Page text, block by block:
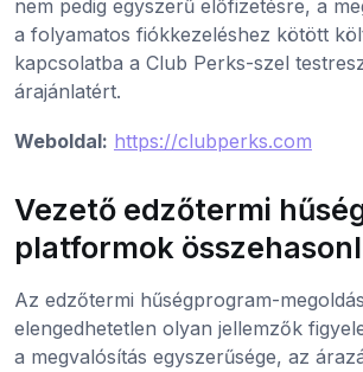
nem pedig egyszerű előfizetésre, a
a folyamatos fiókkezeléshez kötött
kapcsolatba a Club Perks-szel
árajánlatért.
Weboldal: https://clubperks.com
Vezető edzőtermi
platformok
Az edzőtermi hűségprogram-
elengedhetetlen olyan jellemzők
a megvalósítás egyszerűsége, az